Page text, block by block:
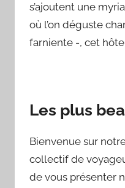
s’ajoutent une
où l’on déguste
farniente -, cet
Les plus
Bienvenue sur
collectif de
de vous présenter